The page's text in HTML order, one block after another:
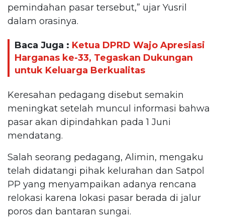
pemindahan pasar tersebut,” ujar Yusril
dalam orasinya.
Baca Juga : Ketua DPRD Wajo Apresiasi
Harganas ke-33, Tegaskan Dukungan
untuk Keluarga Berkualitas
Keresahan pedagang disebut semakin
meningkat setelah muncul informasi bahwa
pasar akan dipindahkan pada 1 Juni
mendatang.
Salah seorang pedagang, Alimin, mengaku
telah didatangi pihak kelurahan dan Satpol
PP yang menyampaikan adanya rencana
relokasi karena lokasi pasar berada di jalur
poros dan bantaran sungai.